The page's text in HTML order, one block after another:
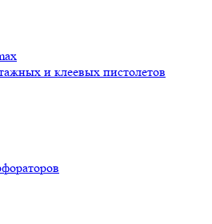
и клеевых пистолетов